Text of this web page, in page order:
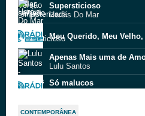
Supersticioso
Heróis Do Mar
Meu Querido, Meu
Apenas Mais uma de
Lulu Santos
Só malucos
Lentamente
CONTEMPORÂNEA